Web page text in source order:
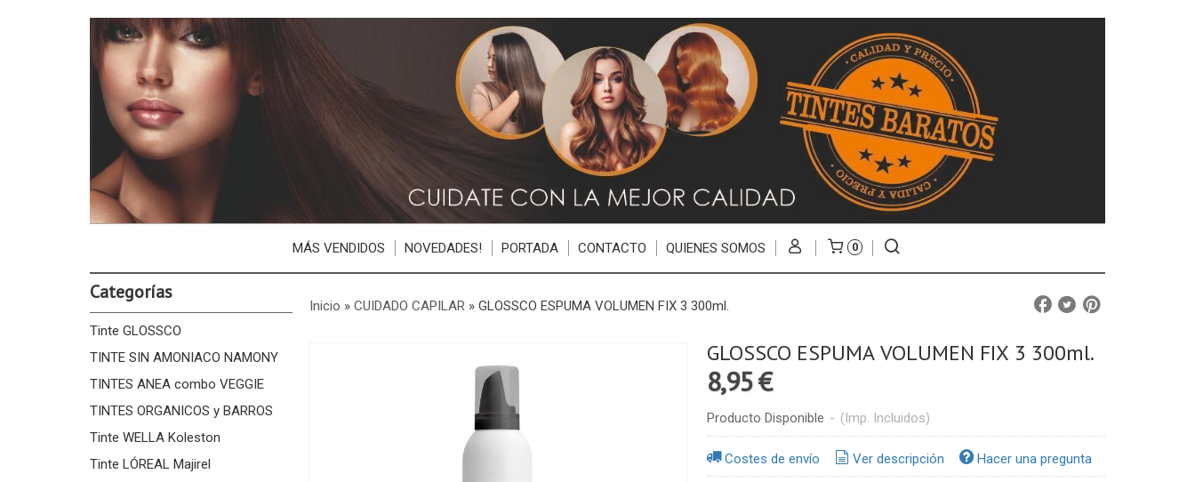
MÁS VENDIDOS NOVEDADES! PORTADA CONTACTO QUIENES SOMOS 0
Categorías
Tinte GLOSSCO
TINTE SIN AMONIACO NAMONY
TINTES ANEA combo VEGGIE
TINTES ORGANICOS y BARROS
Tinte WELLA Koleston
Tinte LÓREAL Majirel
Inicio » CUIDADO CAPILAR» GLOSSCO ESPUMA VOLUMEN FIX 3 300ml.
GLOSSCO ESPUMA VOLUMEN FIX 3 300ml.
8,95 €
Producto Disponible - (Imp. Incluidos)
Costes de envío Ver descripción Hacer una pregunta